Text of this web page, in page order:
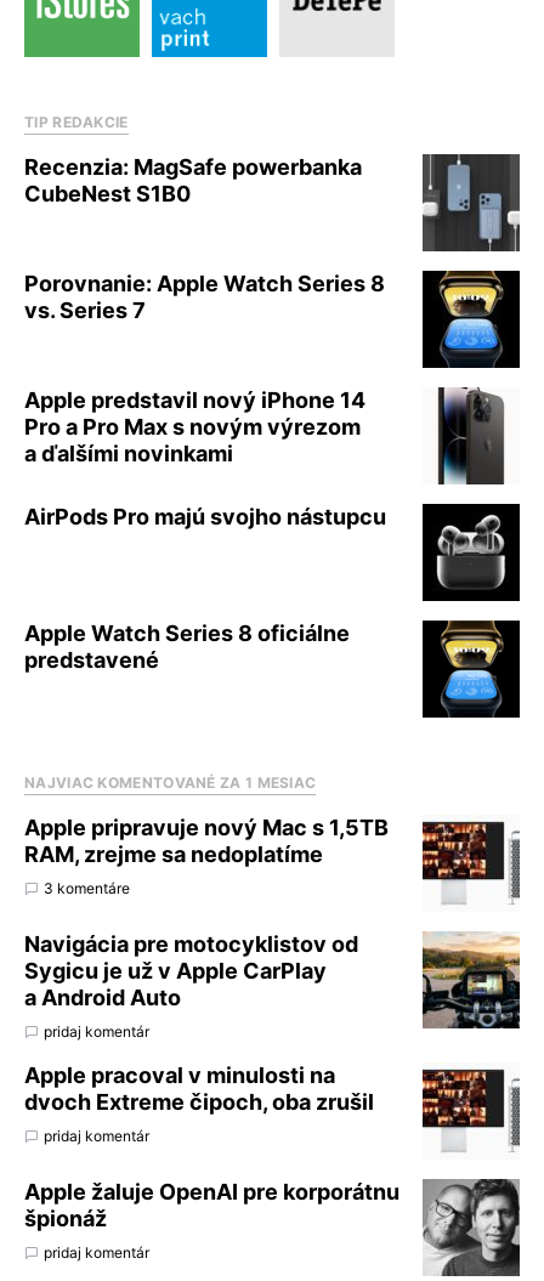
TIP REDAKCIE
Recenzia: MagSafe powerbanka
CubeNest S1B0
Porovnanie: Apple Watch Series 8
vs. Series 7
Apple predstavil nový iPhone 14
Pro a Pro Max s novým výrezom
a ďalšími novinkami
AirPods Pro majú svojho nástupcu
Apple Watch Series 8 oficiálne
predstavené
NAJVIAC KOMENTOVANÉ ZA 1 MESIAC
Apple pripravuje nový Mac s 1,5TB
RAM, zrejme sa nedoplatíme
3 komentáre
Navigácia pre motocyklistov od
Sygicu je už v Apple CarPlay
a Android Auto
pridaj komentár
Apple pracoval v minulosti na
dvoch Extreme čipoch, oba zrušil
pridaj komentár
Apple žaluje OpenAI pre korporátnu
špionáž
pridaj komentár